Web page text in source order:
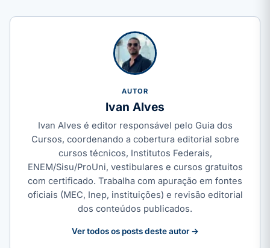
AUTOR
Ivan Alves
Ivan Alves é editor responsável pelo Guia dos
Cursos, coordenando a cobertura editorial sobre
cursos técnicos, Institutos Federais,
ENEM/Sisu/ProUni, vestibulares e cursos gratuitos
com certificado. Trabalha com apuração em fontes
oficiais (MEC, Inep, instituições) e revisão editorial
dos conteúdos publicados.
Ver todos os posts deste autor →